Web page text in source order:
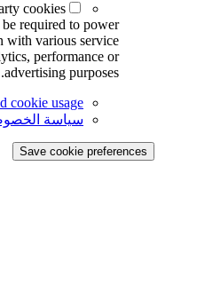
cookies
required to power
with various service
performance or
advertising purposes.
cookie usage
سياسة
Save cookie preferences